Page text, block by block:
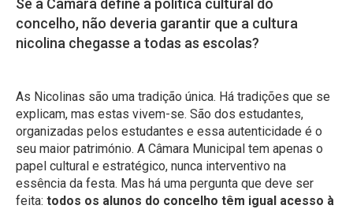
Se a Câmara define a política cultural do
concelho, não deveria garantir que a cultura
nicolina chegasse a todas as escolas?
As Nicolinas são uma tradição única. Há tradições que se
explicam, mas estas vivem-se. São dos estudantes,
organizadas pelos estudantes e essa autenticidade é o
seu maior património. A Câmara Municipal tem apenas o
papel cultural e estratégico, nunca interventivo na
essência da festa. Mas há uma pergunta que deve ser
feita: todos os alunos do concelho têm igual acesso à